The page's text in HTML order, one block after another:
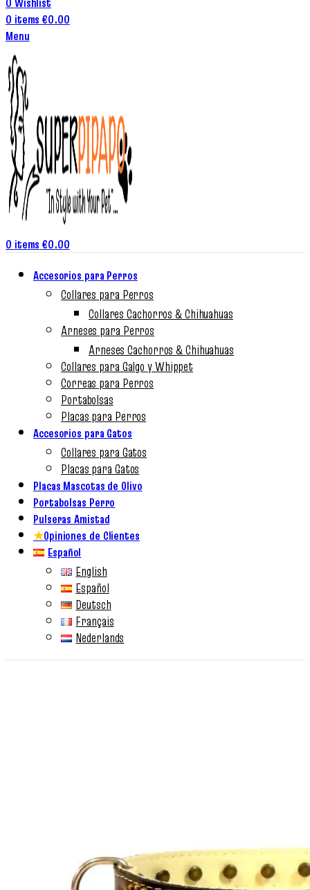
0 items €0.00
Menu
0 items €0.00
Accesorios para Perros
Collares para Perros
Collares Cachorros & Chihuahuas
Arneses para Perros
Arneses Cachorros & Chihuahuas
Collares para Galgo y Whippet
Correas para Perros
Portabolsas
Placas para Perros
Accesorios para Gatos
Collares para Gatos
Placas para Gatos
Placas Mascotas de Olivo
Portabolsas Perro
Pulseras Amistad
★Opiniones de Clientes
Español
English
Español
Deutsch
Français
Nederlands